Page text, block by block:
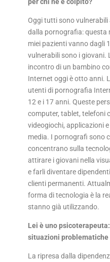
Oggi tutti sono vulnerabili
dalla pornografia: questa
miei pazienti vanno dagli
vulnerabili sono i giovani.
incontro di un bambino
Internet oggi è otto anni.
utenti di pornografia
12 e i 17 anni. Queste
computer, tablet, telefoni
videogiochi, applicazioni
media. I pornografi sono
concentrano sulla
attirare i giovani nella
e farli diventare
clienti permanenti.
forma di tecnologia è la
stanno già utilizzando.
Lei è uno
situazioni problematiche
La ripresa dalla